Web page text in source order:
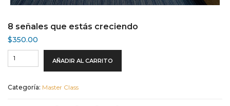
8 señales que estás creciendo
$350.00
AÑADIR AL CARRITO
Categoría: Master Class